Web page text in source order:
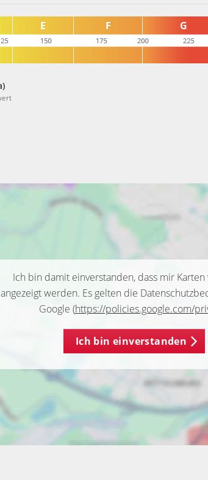
Ich bin damit einverstanden, dass mir Karten
angezeigt werden. Es gelten die
Google (https://policies.google.com/
Ich bin einverstanden